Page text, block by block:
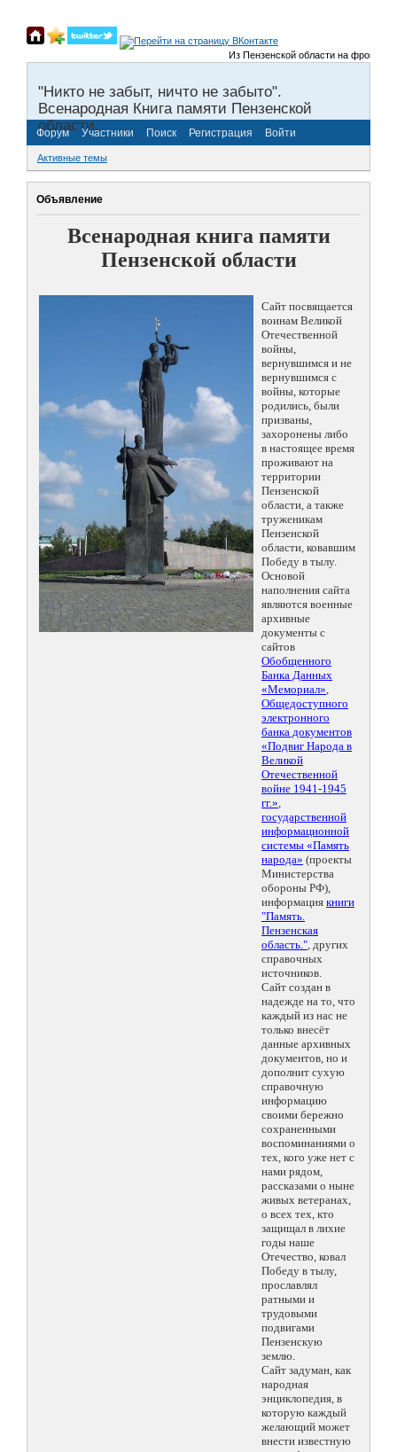
Из Пензенской области на фронты
"Никто не забыт, ничто не забыто".
Всенародная Книга памяти Пензенской
области.
Форум Участники Поиск Регистрация Войти
Активные темы
Объявление
Всенародная книга памяти
Пензенской области
Сайт посвящается
воинам Великой
Отечественной
войны,
вернувшимся и не
вернувшимся с
войны, которые
родились, были
призваны,
захоронены либо
в настоящее время
проживают на
территории
Пензенской
области, а также
труженикам
Пензенской
области, ковавшим
Победу в тылу.
Основой
наполнения сайта
являются военные
архивные
документы с
сайтов
Обобщенного
Банка Данных
«Мемориал»,
Общедоступного
электронного
банка документов
«Подвиг Народа в
Великой
Отечественной
войне 1941-1945
гг.»,
государственной
информационной
системы «Память
народа» (проекты
Министерства
обороны РФ),
информация книги
"Память.
Пензенская
область.", других
справочных
источников.
Сайт создан в
надежде на то, что
каждый из нас не
только внесёт
данные архивных
документов, но и
дополнит сухую
справочную
информацию
своими бережно
сохраненными
воспоминаниями о
тех, кого уже нет с
нами рядом,
рассказами о ныне
живых ветеранах,
о всех тех, кто
защищал в лихие
годы наше
Отечество, ковал
Победу в тылу,
прославлял
ратными и
трудовыми
подвигами
Пензенскую
землю.
Сайт задуман, как
народная
энциклопедия, в
которую каждый
желающий может
внести известную